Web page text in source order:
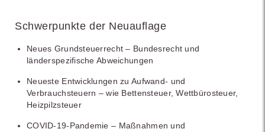
Schwerpunkte der Neuauflage
Neues Grundsteuerrecht – Bundesrecht und
länderspezifische Abweichungen
Neueste Entwicklungen zu Aufwand- und
Verbrauchsteuern – wie Bettensteuer, Wettbürosteuer,
Heizpilzsteuer
COVID-19-Pandemie – Maßnahmen und